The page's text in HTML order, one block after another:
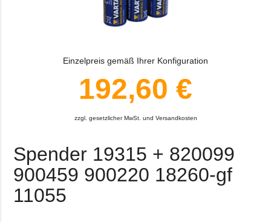
Einzelpreis gemäß Ihrer Konfiguration
192,60 €
zzgl. gesetzlicher MwSt. und Versandkosten
Spender 19315 + 820099
900459 900220 18260-gf
11055